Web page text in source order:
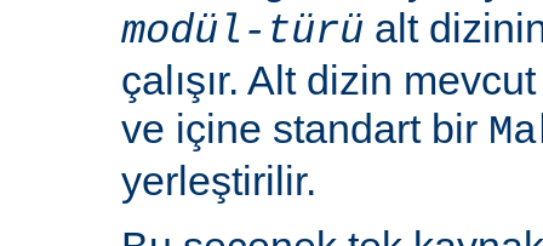
modül-türü alt
çalışır. Alt dizin
ve içine standart bir
yerleştirilir.